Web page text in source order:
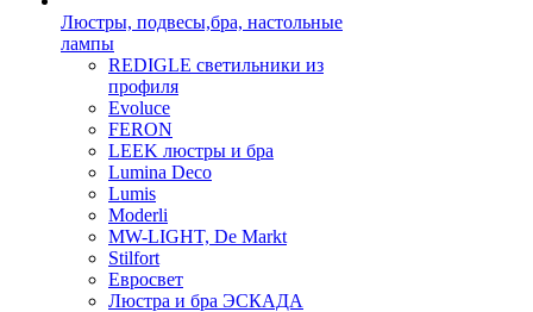
Люстры, подвесы,бра, настольные
лампы
REDIGLE светильники из
профиля
Evoluce
FERON
LEEK люстры и бра
Lumina Deco
Lumis
Moderli
MW-LIGHT, De Markt
Stilfort
Евросвет
Люстра и бра ЭСКАДА